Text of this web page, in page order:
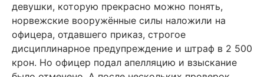
девушки, которую прекрасно можно понять,
норвежские вооружённые силы наложили на
офицера, отдавшего приказ, строгое
дисциплинарное предупреждение и штраф в 2 500
крон. Но офицер подал апелляцию и взыскание